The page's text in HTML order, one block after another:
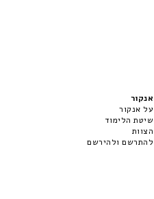
אנקור
על אנקור
שיטת הלימוד
הצוות
להתרשם ולהירשם